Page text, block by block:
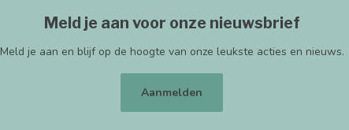
Meld je aan voor onze nieuwsbrief
Meld je aan en blijf op de hoogte van onze leukste acties en nieuws.
Aanmelden